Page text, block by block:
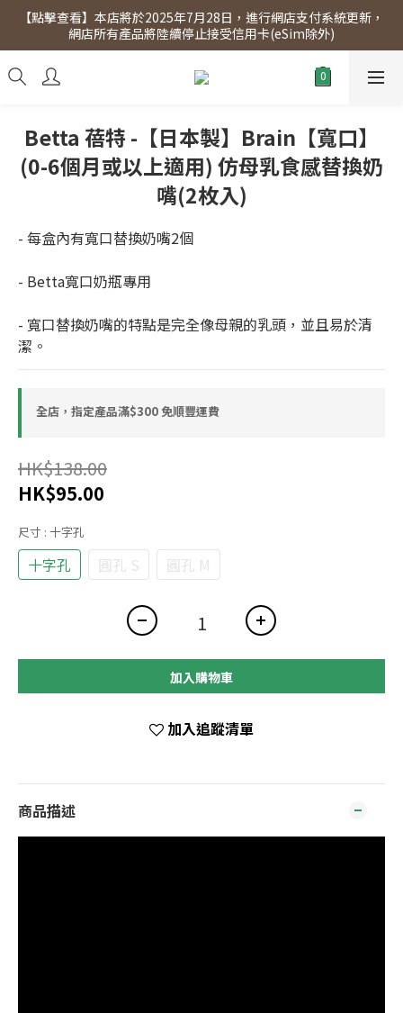
【點擊查看】會員專享 星期三全單95折!!!（優惠期至2026年12月
31日）。滿$300即免運費。
【點擊查看】本店將於2025年7月28日，進行網店支付系統更新，
網店所有產品將陸續停止接受信用卡(eSim除外)
【點擊查看】會員專享 星期三全單95折!!!（優惠期至2026年12月
31日）。滿$300即免運費。
Betta 蓓特 -【日本製】Brain【寬口】
(0-6個月或以上適用) 仿母乳食感替換奶
嘴(2枚入)
- 每盒內有寬口替換奶嘴2個
- Betta寬口奶瓶專用
- 寬口替換奶嘴的特點是完全像母親的乳頭，並且易於清
潔。
全店，指定產品滿$300 免順豐運費
HK$138.00
HK$95.00
尺寸 : 十字孔
十字孔 圓孔 S 圓孔 M
加入購物車
加入追蹤清單
商品描述